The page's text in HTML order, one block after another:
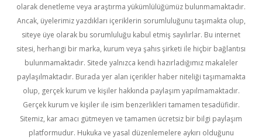
olarak denetleme veya araştırma yükümlülüğümüz bulunmamaktadır.
Ancak, üyelerimiz yazdıkları içeriklerin sorumluluğunu taşımakta olup,
siteye üye olarak bu sorumluluğu kabul etmiş sayılırlar. Bu internet
sitesi, herhangi bir marka, kurum veya şahıs şirketi ile hiçbir bağlantısı
bulunmamaktadır. Sitede yalnızca kendi hazırladığımız makaleler
paylaşılmaktadır. Burada yer alan içerikler haber niteliği taşımamakta
olup, gerçek kurum ve kişiler hakkında paylaşım yapılmamaktadır.
Gerçek kurum ve kişiler ile isim benzerlikleri tamamen tesadüfidir.
Sitemiz, kar amacı gütmeyen ve tamamen ücretsiz bir bilgi paylaşım
platformudur. Hukuka ve yasal düzenlemelere aykırı olduğunu